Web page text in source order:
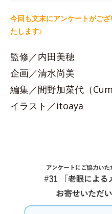
今回も文末にアンケートがご
たします♪
監修／内田美穂
企画／清水尚美
編集／間野加菜代（
イラスト／itoaya